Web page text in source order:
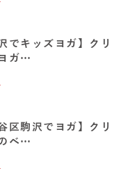
でキッズヨガ】クリ
ガ…
区駒沢でヨガ】クリ
ベ…